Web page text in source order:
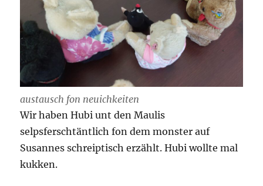
austausch fon neuichkeiten
Wir haben Hubi unt den Maulis
selpsferschtäntlich fon dem monster auf
Susannes schreiptisch erzählt. Hubi wollte mal
kukken.